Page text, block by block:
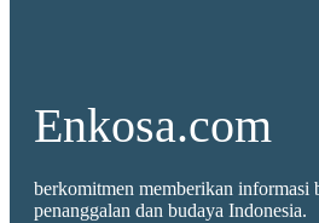
Enkosa.com
berkomitmen memberikan informasi
penanggalan dan budaya Indonesia.